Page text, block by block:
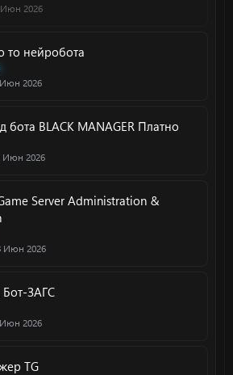
Июн 2026
то нейробота
2026
бота BLACK MANAGER Платно
Июн 2026
Server Administration &
Июн 2026
Бот-ЗАГС
2026
TG